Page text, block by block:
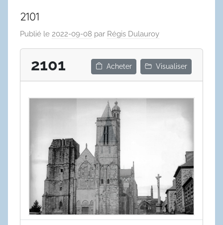
2101
Publié le 2022-09-08 par Régis Dulauroy
2101 Acheter Visualiser